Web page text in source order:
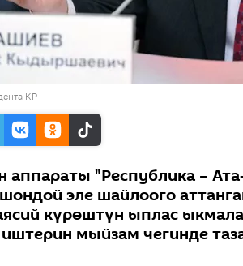
КР
аппараты "Республика –
эле шайлоого
күрөштүн ыплас
мыйзам чегинде